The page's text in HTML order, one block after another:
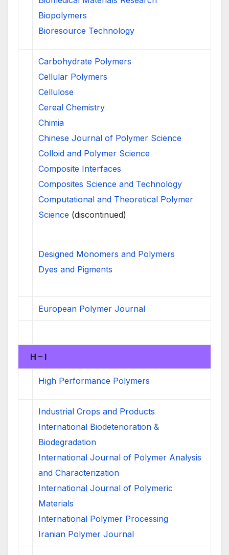
Biopolymers
Bioresource Technology
Carbohydrate Polymers
Cellular Polymers
Cellulose
Cereal Chemistry
Chimia
Chinese Journal of Polymer Science
Colloid and Polymer Science
Composite Interfaces
Composites Science and Technology
Computational and Theoretical Polymer
Science (discontinued)
Designed Monomers and Polymers
Dyes and Pigments
European Polymer Journal
H – I
High Performance Polymers
Industrial Crops and Products
International Biodeterioration &
Biodegradation
International Journal of Polymer Analysis
and Characterization
International Journal of Polymeric
Materials
International Polymer Processing
Iranian Polymer Journal